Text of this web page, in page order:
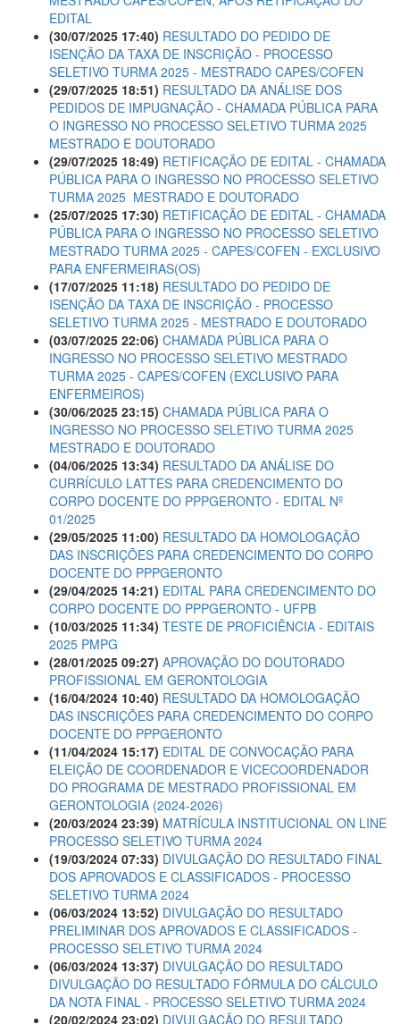
EDITAL
(30/07/2025 17:40) RESULTADO DO PEDIDO DE
ISENÇÃO DA TAXA DE INSCRIÇÃO - PROCESSO
SELETIVO TURMA 2025 - MESTRADO CAPES/COFEN
(29/07/2025 18:51) RESULTADO DA ANÁLISE DOS
PEDIDOS DE IMPUGNAÇÃO - CHAMADA PÚBLICA PARA
O INGRESSO NO PROCESSO SELETIVO TURMA 2025 
MESTRADO E DOUTORADO
(29/07/2025 18:49) RETIFICAÇÃO DE EDITAL - CHAMADA
PÚBLICA PARA O INGRESSO NO PROCESSO SELETIVO
TURMA 2025  MESTRADO E DOUTORADO
(25/07/2025 17:30) RETIFICAÇÃO DE EDITAL - CHAMADA
PÚBLICA PARA O INGRESSO NO PROCESSO SELETIVO
MESTRADO TURMA 2025 - CAPES/COFEN - EXCLUSIVO
PARA ENFERMEIRAS(OS)
(17/07/2025 11:18) RESULTADO DO PEDIDO DE
ISENÇÃO DA TAXA DE INSCRIÇÃO - PROCESSO
SELETIVO TURMA 2025 - MESTRADO E DOUTORADO
(03/07/2025 22:06) CHAMADA PÚBLICA PARA O
INGRESSO NO PROCESSO SELETIVO MESTRADO
TURMA 2025 - CAPES/COFEN (EXCLUSIVO PARA
ENFERMEIROS)
(30/06/2025 23:15) CHAMADA PÚBLICA PARA O
INGRESSO NO PROCESSO SELETIVO TURMA 2025 
MESTRADO E DOUTORADO
(04/06/2025 13:34) RESULTADO DA ANÁLISE DO
CURRÍCULO LATTES PARA CREDENCIMENTO DO
CORPO DOCENTE DO PPPGERONTO - EDITAL Nº
01/2025
(29/05/2025 11:00) RESULTADO DA HOMOLOGAÇÃO
DAS INSCRIÇÕES PARA CREDENCIMENTO DO CORPO
DOCENTE DO PPPGERONTO
(29/04/2025 14:21) EDITAL PARA CREDENCIMENTO DO
CORPO DOCENTE DO PPPGERONTO - UFPB
(10/03/2025 11:34) TESTE DE PROFICIÊNCIA - EDITAIS
2025 PMPG
(28/01/2025 09:27) APROVAÇÃO DO DOUTORADO
PROFISSIONAL EM GERONTOLOGIA
(16/04/2024 10:40) RESULTADO DA HOMOLOGAÇÃO
DAS INSCRIÇÕES PARA CREDENCIMENTO DO CORPO
DOCENTE DO PPPGERONTO
(11/04/2024 15:17) EDITAL DE CONVOCAÇÃO PARA
ELEIÇÃO DE COORDENADOR E VICECOORDENADOR
DO PROGRAMA DE MESTRADO PROFISSIONAL EM
GERONTOLOGIA (2024-2026)
(20/03/2024 23:39) MATRÍCULA INSTITUCIONAL ON LINE
PROCESSO SELETIVO TURMA 2024
(19/03/2024 07:33) DIVULGAÇÃO DO RESULTADO FINAL
DOS APROVADOS E CLASSIFICADOS - PROCESSO
SELETIVO TURMA 2024
(06/03/2024 13:52) DIVULGAÇÃO DO RESULTADO
PRELIMINAR DOS APROVADOS E CLASSIFICADOS -
PROCESSO SELETIVO TURMA 2024
(06/03/2024 13:37) DIVULGAÇÃO DO RESULTADO
DIVULGAÇÃO DO RESULTADO FÓRMULA DO CÁLCULO
DA NOTA FINAL - PROCESSO SELETIVO TURMA 2024
(20/02/2024 23:02) DIVULGAÇÃO DO RESULTADO